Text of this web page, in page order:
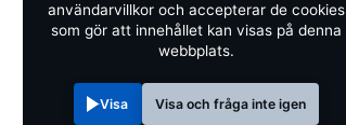
användarvillkor och accepterar de cookies
som gör att innehållet kan visas på denna
webbplats.
Visa Visa och fråga inte igen